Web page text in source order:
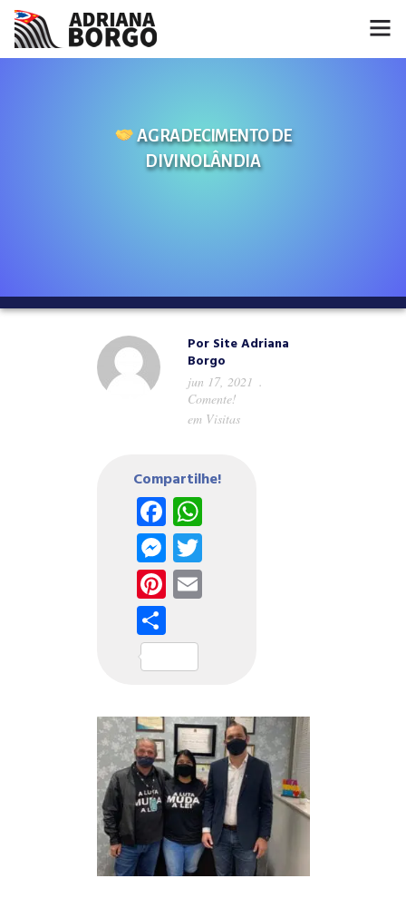
CONHEÇA A ADRIANA
AGRADECIMENTO DE
DIVINOLÂNDIA
Por Site Adriana
Borgo
jun 17, 2021
Comente!
em Visitas
Compartilhe!
Facebook
WhatsApp
Messenger
Twitter
Pinterest
Email
Share